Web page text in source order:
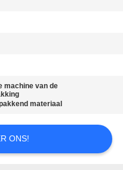
machine van de
materiaal
ONS!